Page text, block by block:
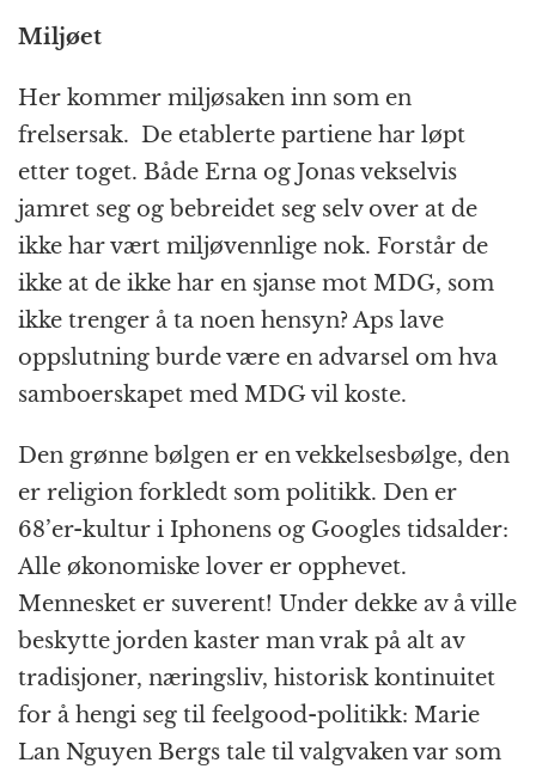
Miljøet
Her kommer miljøsaken inn som en
frelsersak. De etablerte partiene har løpt
etter toget. Både Erna og Jonas vekselvis
jamret seg og bebreidet seg selv over at de
ikke har vært miljøvennlige nok. Forstår de
ikke at de ikke har en sjanse mot MDG, som
ikke trenger å ta noen hensyn? Aps lave
oppslutning burde være en advarsel om hva
samboerskapet med MDG vil koste.
Den grønne bølgen er en vekkelsesbølge, den
er religion forkledt som politikk. Den er
68’er-kultur i Iphonens og Googles tidsalder:
Alle økonomiske lover er opphevet.
Mennesket er suverent! Under dekke av å ville
beskytte jorden kaster man vrak på alt av
tradisjoner, næringsliv, historisk kontinuitet
for å hengi seg til feelgood-politikk: Marie
Lan Nguyen Bergs tale til valgvaken var som